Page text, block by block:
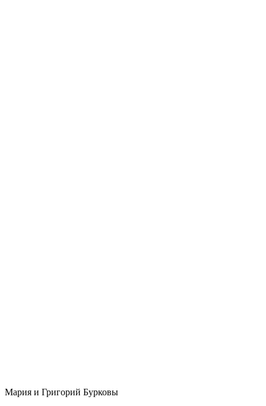
Мария и Григорий Бурковы